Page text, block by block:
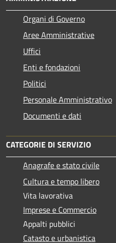
Organi di Governo
Aree Amministrative
Uffici
Enti e fondazioni
Politici
Personale Amministrativo
Documenti e dati
CATEGORIE DI SERVIZIO
Anagrafe e stato civile
Cultura e tempo libero
Vita lavorativa
Imprese e Commercio
Appalti pubblici
Catasto e urbanistica